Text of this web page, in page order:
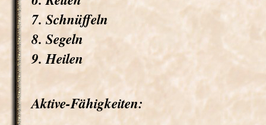
7. Schnüffeln
8. Segeln
9. Heilen
Aktive-Fähigkeiten: